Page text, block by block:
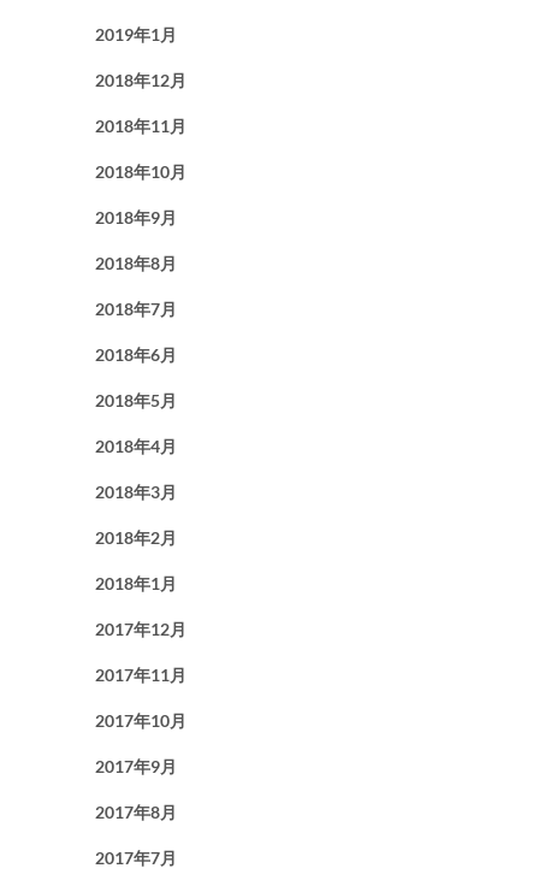
2019年1月
2018年12月
2018年11月
2018年10月
2018年9月
2018年8月
2018年7月
2018年6月
2018年5月
2018年4月
2018年3月
2018年2月
2018年1月
2017年12月
2017年11月
2017年10月
2017年9月
2017年8月
2017年7月